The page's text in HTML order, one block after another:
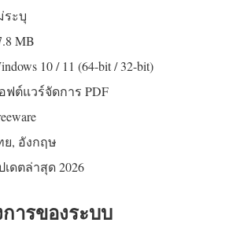
ระบุ
MB
10 / 11 (64-bit / 32-bit)
ฟต์แวร์จัดการ PDF
ย, อังกฤษ
เดตล่าสุด 2026
ารของระบบ